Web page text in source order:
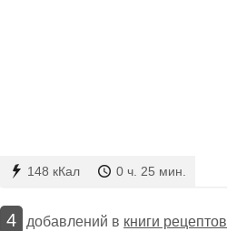
148 кКал 0 ч. 25 мин.
4 добавлений в книги рецептов